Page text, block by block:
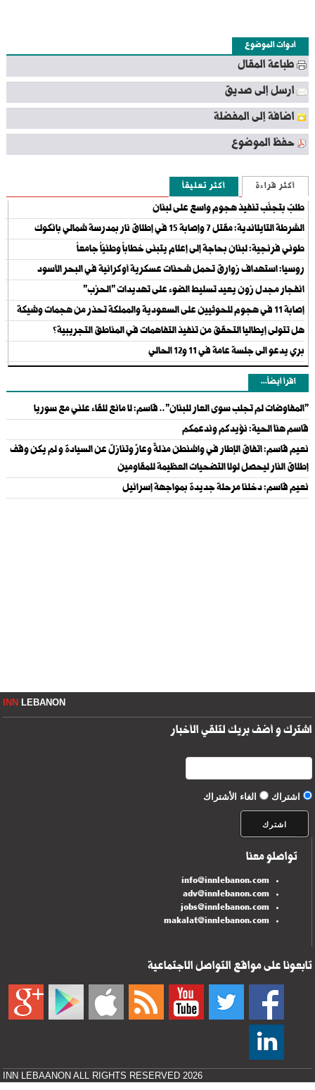
أدوات الموضوع
طباعة المقال
ارسل إلى صديق
اضافة إلى المفضلة
حفظ الموضوع
أكثر قراءة أكثر تعليقاً
طلبٌ بتجنّب تنفيذ هجوم واسع على لبنان
الشرطة التايلاندية: مقتل 7 وإصابة 15 في إطلاق نار بمدرسة شمالي بانكوك
طوني فرنجية: لبنان بحاجة إلى إعلام يتبنى خطاباً وطنيّاً جامعاً
روسيا: استهداف زوارق تحمل شحنات عسكرية أوكرانية في البحر الأسود
انفجار مجدل زون يعيد تسليط الضوء على تهديدات "الحزب"
إصابة 11 في هجوم للحوثيين على السعودية والمملكة تحذر من هجمات وشيكة
هل تتولى إيطاليا التحقق من تنفيذ التفاهمات في المناطق التجريبية؟
بري يدعو الى جلسة عامة في 11 و12 الحالي
اقرأ أيضاً...
"المفاوضات لم تجلب سوى العار للبنان".. قاسم: لا مانع للقاء علني مع سوريا
قاسم هنأ الحية: نؤيدكم وندعمكم
نعيم قاسم: اتفاق الإطار في واشنطن مذلةٌ وعارٌ وتنازلٌ عن السيادة و لم يكن وقف
إطلاق النار ليحصل لولا التضحيات العظيمة للمقاومين
نعيم قاسم: دخلنا مرحلة جديدة بمواجهة إسرائيل
INNLEBANON
اشترك و أضف بريك لتلقي الأخبار
اشتراك الغاء الأشتراك
تواصلو معنا
info@innlebanon.com
adv@innlebanon.com
jobs@innlebanon.com
makalat@innlebanon.com
تابعونا على مواقع التواصل الاجتماعية
INN LEBAANON ALL RIGHTS RESERVED 2026